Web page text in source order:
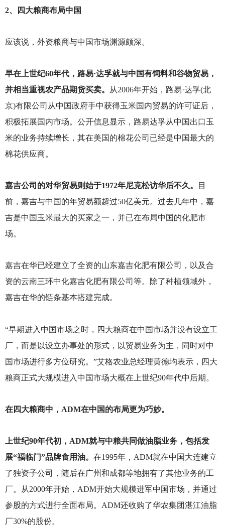
2、四大粮商布局中国
应该说，外资粮商与中国市场渊源颇深。
早在上世纪60年代，路易·达孚就与中国有饲料和谷物贸易，
并相当重视农产品期货买卖。
从2006年开始，路易·达孚(北
京)有限公司从中国政府手中获得玉米国内贸易的许可证后，
积极拓展国内市场。公开信息显示，路易达孚从中国出口玉
米的业务持续增长，其在美国的棉花公司已经是中国最大的
棉花供应商。
嘉吉公司的对华贸易则始于1972年尼克松访华后不久。
目
前，嘉吉与中国的年贸易额超过50亿美元。过去几年中，嘉
吉是中国玉米最大的买家之一，并已在布局中国的化肥市
场。
嘉吉在华已经建立了全资的山东嘉吉化肥有限公司，以及合
资的云南三环中化嘉吉化肥有限公司等。除了种植领域外，
嘉吉在华的链条基本搭建完成。
“早期进入中国市场之时，四大粮商在中国市场并没有设立工
厂，而是以设立办事处的形式，以贸易业务为主，同时对中
国市场进行多方位研究。”艾格农业总经理黄德均表示，四大
粮商正式大规模进入中国市场大概在上世纪90年代中后期。
在四大粮商中，ADM在中国的布局更为巧妙。
上世纪90年代初，ADM就与中粮共同做油脂业务，包括发
展“福临门”品牌食用油。 在1995年，ADM就在中国大连建立
了独资子公司，随后在广州和成都等地拥有了其他业务的工
厂。从2000年开始，ADM开始大规模进军中国市场，并通过
参股的方式进行全面布局。ADM还收购了华农集团湛江油脂
厂30%的股份。